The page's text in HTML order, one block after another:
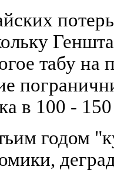
табу
в 100 -
годом